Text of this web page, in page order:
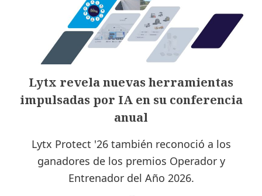
Lytx revela nuevas herramientas
impulsadas por IA en su conferencia
anual
Lytx Protect '26 también reconoció a los
ganadores de los premios Operador y
Entrenador del Año 2026.